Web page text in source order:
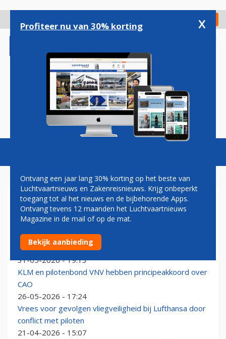
gaan
Check in
Magazine Podcasts Vacatures
CAO
Piloten krijgen extra loon en reisfaciliteiten na cao-
akkoord met KLM
31-05-2026 - 19:13
KLM en pilotenbond VNV hebben principeakkoord over
CAO
26-05-2026 - 17:24
Vrees voor gevolgen vliegveiligheid bij Lufthansa door
conflict met piloten
21-04-2026 - 15:07
Profiteer nu van 30% korting x
Ontvang een jaar lang 30% korting op het beste van
Luchtvaartnieuws en Zakenreisnieuws. Krijg onbeperkt
toegang tot al het nieuws en de bijbehorende Apps.
Ontvang tevens 12 maanden het Luchtvaartnieuws
Magazine in de mail of op de mat.
Bekijk aanbieding